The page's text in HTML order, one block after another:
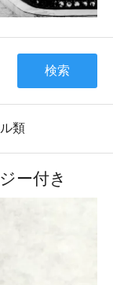
検索
類
ー付き